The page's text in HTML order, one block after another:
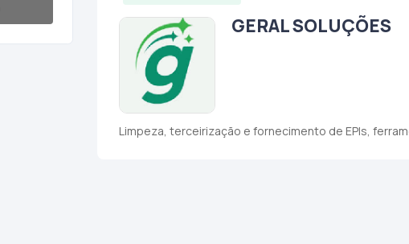
GERAL SOLUÇÕES
Limpeza, terceirização e fornecimento de EPIs,